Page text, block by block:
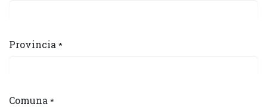
Provincia *
Comuna *